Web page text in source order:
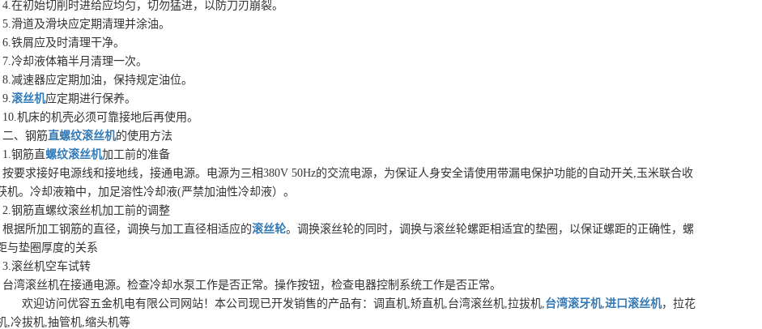
4.在初始切削时进给应均匀，切勿猛进，以防刀刃崩裂。
5.滑道及滑块应定期清理并涂油。
6.铁屑应及时清理干净。
7.冷却液体箱半月清理一次。
8.减速器应定期加油，保持规定油位。
9.滚丝机应定期进行保养。
10.机床的机壳必须可靠接地后再使用。
二、钢筋直螺纹滚丝机的使用方法
1.钢筋直螺纹滚丝机加工前的准备
按要求接好电源线和接地线，接通电源。电源为三相380V 50Hz的交流电源，为保证人身安全请使用带漏电保护功能的自动开关,玉米联合收
机。冷却液箱中，加足溶性冷却液(严禁加油性冷却液）。
2.钢筋直螺纹滚丝机加工前的调整
根据所加工钢筋的直径，调换与加工直径相适应的滚丝轮。调换滚丝轮的同时，调换与滚丝轮螺距相适宜的垫圈，以保证螺距的正确性，螺
与垫圈厚度的关系
3.滚丝机空车试转
台湾滚丝机在接通电源。检查冷却水泵工作是否正常。操作按钮，检查电器控制系统工作是否正常。
欢迎访问优容五金机电有限公司网站！本公司现已开发销售的产品有：调直机,矫直机,台湾滚丝机,拉拔机,台湾滚牙机,进口滚丝机，拉花
,冷拔机,抽管机,缩头机等